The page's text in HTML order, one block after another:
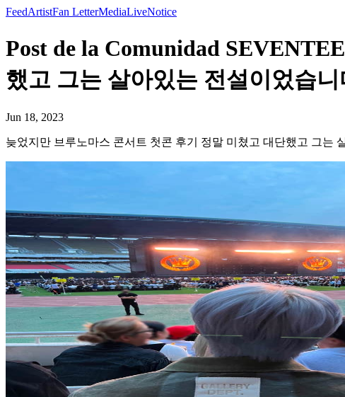
FeedArtistFan LetterMediaLiveNotice
Post de la Comunidad
했고 그는 살아있는 전설이었습
Jun 18, 2023
늦었지만 브루노마스 콘서트 첫콘 후기 정말 미쳤고 대단했고 그는